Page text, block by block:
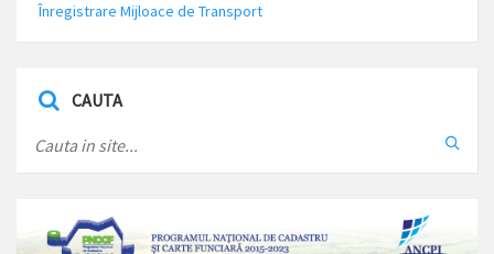
Înregistrare Mijloace de Transport
CAUTA